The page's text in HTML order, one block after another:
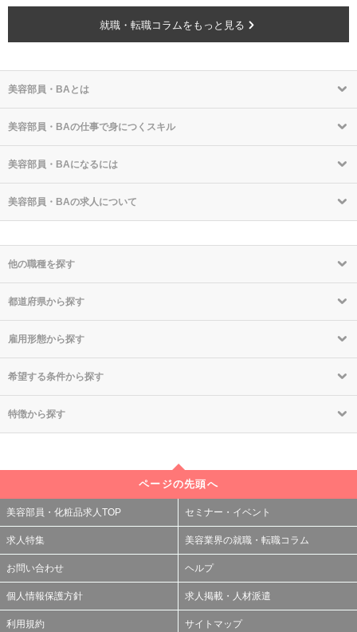
就職・転職コラムをもっと見る
美容部員・BAとは
美容部員・BAの仕事で身につくスキル
美容部員・BAになるには
美容部員・BAの求人について
他の職種を探す
都道府県から探す
雇用形態から探す
希望する条件から探す
特徴から探す
ページの先頭へ
美容部員・化粧品求人TOP セミナー・イベント
求人特集 美容業界の就職・転職コラム
お問い合わせ ヘルプ
個人情報保護方針 求人掲載・人材派遣
利用規約 サイトマップ